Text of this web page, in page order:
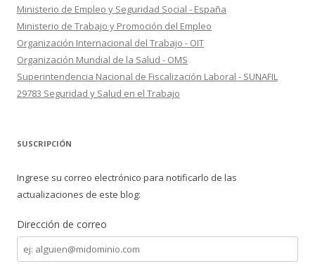
Ministerio de Empleo y Seguridad Social - España
Ministerio de Trabajo y Promoción del Empleo
Organización Internacional del Trabajo - OIT
Organización Mundial de la Salud - OMS
Superintendencia Nacional de Fiscalización Laboral - SUNAFIL
29783 Seguridad y Salud en el Trabajo
SUSCRIPCIÓN
Ingrese su correo electrónico para notificarlo de las
actualizaciones de este blog:
Dirección de correo
Dirección
de
correo